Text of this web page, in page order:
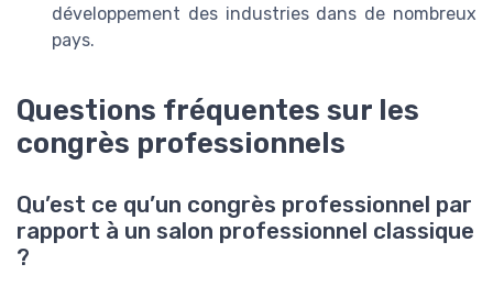
développement des industries dans de nombreux
pays.
Questions fréquentes sur les
congrès professionnels
Qu’est ce qu’un congrès professionnel par
rapport à un salon professionnel classique
?